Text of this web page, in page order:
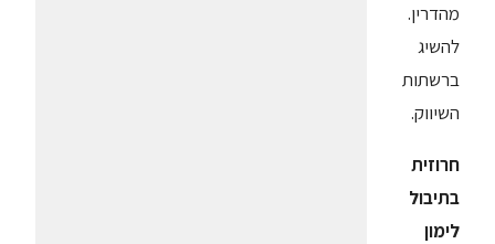
מהדרין.
להשיג
ברשתות
השיווק.
חרוזית
בתיבול
לימון